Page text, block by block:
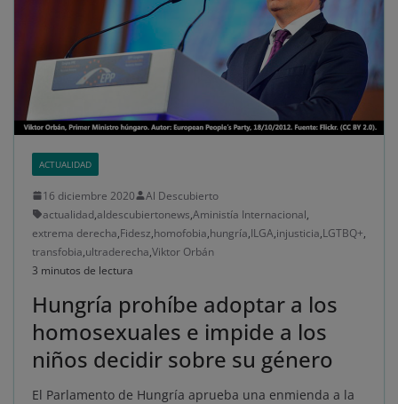
ACTUALIDAD
16 diciembre 2020
Al Descubierto
actualidad,aldescubiertonews,Aministía Internacional,
extrema derecha,Fidesz,homofobia,hungría,ILGA,injusticia,LGTBQ+,
transfobia,ultraderecha,Viktor Orbán
3 minutos de lectura
Hungría prohíbe adoptar a los
homosexuales e impide a los
niños decidir sobre su género
El Parlamento de Hungría aprueba una enmienda a la